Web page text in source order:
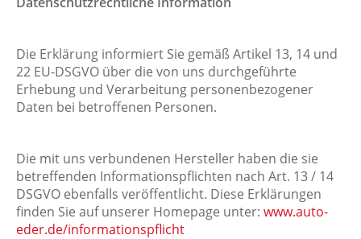
Die Erklärung informiert Sie gemäß Artikel 13, 14 und
22 EU-DSGVO über die von uns durchgeführte
Erhebung und Verarbeitung personenbezogener
Daten bei betroffenen Personen.
Die mit uns verbundenen Hersteller haben die sie
betreffenden Informationspflichten nach Art. 13 / 14
DSGVO ebenfalls veröffentlicht. Diese Erklärungen
finden Sie auf unserer Homepage unter: www.auto-
eder.de/informationspflicht